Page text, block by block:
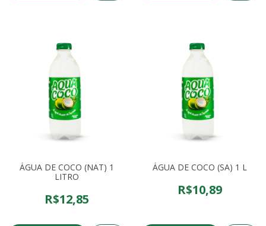
ÁGUA DE COCO (NAT) 1
LITRO
R$12,85
ÁGUA DE COCO (SA) 1 L
R$10,89